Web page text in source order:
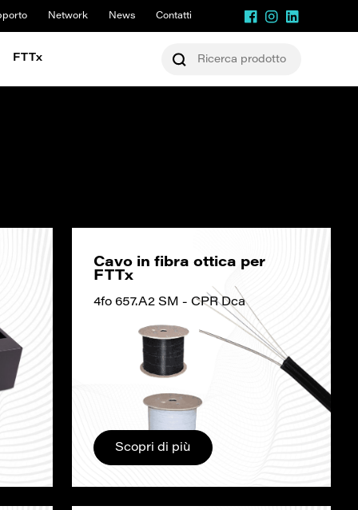
Network News Contatti
FTTx
Cavo in fibra ottica per
FTTx
4fo 657.A2 SM - CPR Dca
Scopri di più